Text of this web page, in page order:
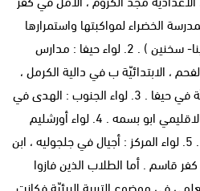
الخضراء لمواكبتها واستمرارها
في هذا الهدف لمدرسة ابن سينا- سخنين ) . 2. لواء حيفا : مدارس
، الابتدائيّة ب في دالية الكرمل ،
الابتدائيّة أ في عسفيا ، الاحمديّة في حيفا . 3. لواء الجنوب : الهدى في
راهط ، المستقبل في المجلس الاقليمي ابو بسمه . 4. لواء أورشليم
القدس : الزهراء للتعليم الخاص . 5. لواء المركز : أجيال في جلجوليه ، ابن
قاسم . أما الطلاب الذين فازوا